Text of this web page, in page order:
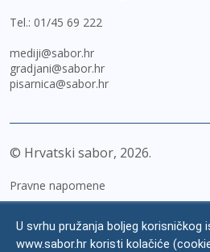
Tel.: 01/45 69 222
mediji@sabor.hr
gradjani@sabor.hr
pisarnica@sabor.hr
© Hrvatski sabor, 2026
Pravne napomene
Zaštita osobnih podataka
U svrhu pružanja boljeg korisničkog
www.sabor.hr koristi kolačiće